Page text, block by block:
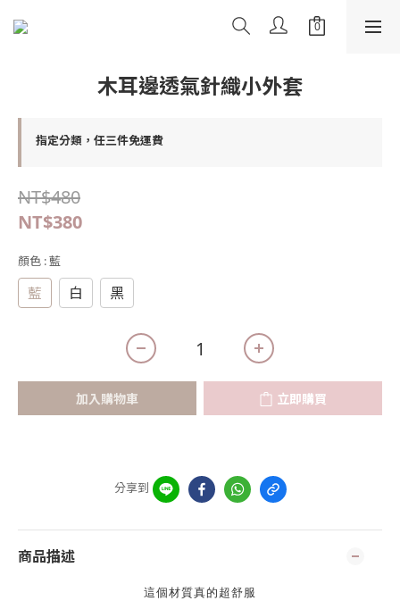
木耳邊透氣針織小外套
指定分類，任三件免運費
NT$480
NT$380
顏色 : 藍
藍 白 黑
加入購物車 立即購買
分享到
商品描述
這個材質真的超舒服